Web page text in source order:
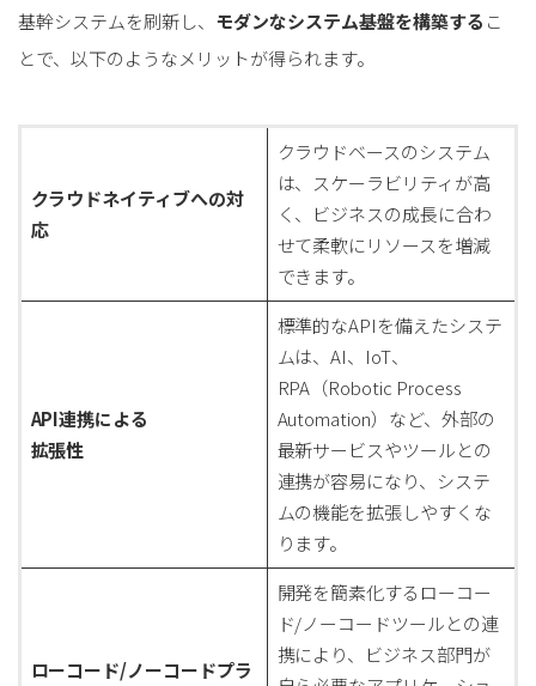
基幹システムを刷新し、 モダンなシステム基盤を構築する こ
とで、以下のようなメリットが得られます。
クラウドネイティブへの対
応
クラウドベースのシステム
は、スケーラビリティが高
く、ビジネスの成長に合わ
せて柔軟にリソースを増減
できます。
API連携による
拡張性
標準的なAPIを備えたシステ
ムは、AI、IoT、
RPA（Robotic Process
Automation）など、外部の
最新サービスやツールとの
連携が容易になり、システ
ムの機能を拡張しやすくな
ります。
ローコード/ノーコードプラ
開発を簡素化するローコー
ド/ノーコードツールとの連
携により、ビジネス部門が